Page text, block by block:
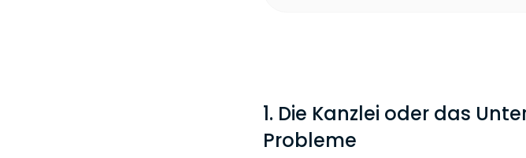
1. Die Kanzlei oder das
Probleme